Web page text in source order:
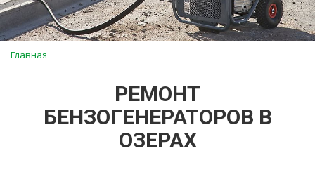
Вы
Главная
РЕМОНТ
БЕНЗОГЕНЕРАТОРОВ В
ОЗЕРАХ